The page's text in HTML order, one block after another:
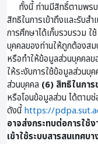
ทั้งนี้ ท่านมีสิทธิ์ตามพร
สิทธิในการเข้าถึงและรับส
การศึกษาได้เก็บรวบรวม
บุคคลของท่านให้ถูกต้องส
หรือทำให้ข้อมูลส่วนบุคคลข
ให้ระงับการใช้ข้อมูลส่วนบุ
ส่วนบุคคล (6) สิทธิในกา
หรือโอนข้อมูลส่วน ได้ตาม
ดังนี้ https://
อาจส่งกระทบต่อการใช้
เข้าใช้ระบบสารสนเทศบา